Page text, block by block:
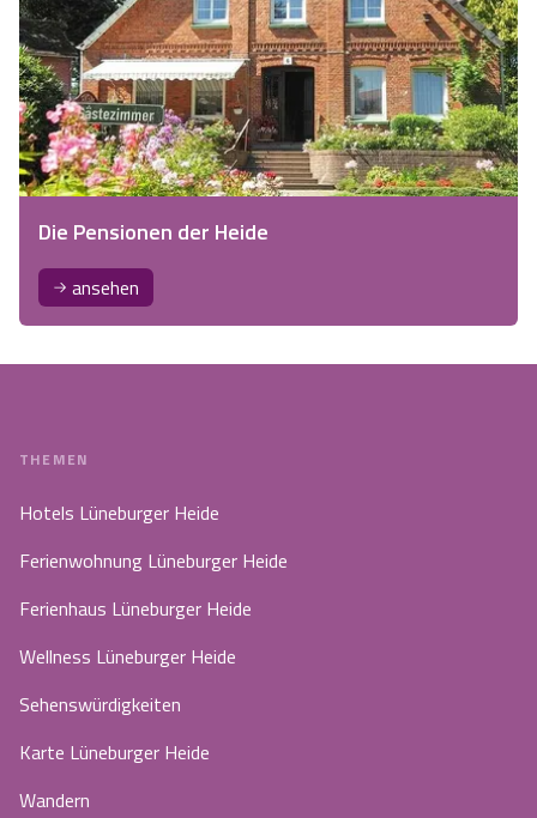
Die Pensionen der Heide
ansehen
THEMEN
Hotels Lüneburger Heide
Ferienwohnung Lüneburger Heide
Ferienhaus Lüneburger Heide
Wellness Lüneburger Heide
Sehenswürdigkeiten
Karte Lüneburger Heide
Wandern